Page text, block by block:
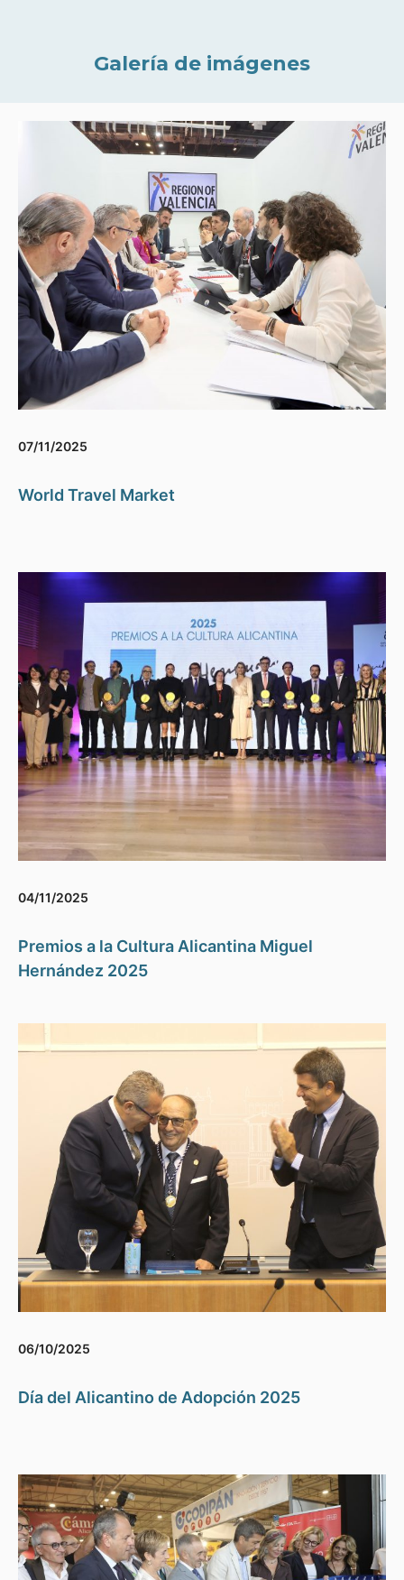
Galería de imágenes
07/11/2025
World Travel Market
04/11/2025
Premios a la Cultura Alicantina Miguel
Hernández 2025
06/10/2025
Día del Alicantino de Adopción 2025